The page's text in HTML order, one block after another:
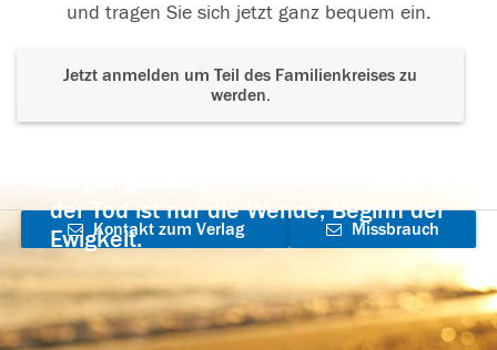
und tragen Sie sich jetzt ganz bequem ein.
Jetzt anmelden um Teil des Familienkreises zu
werden.
der Tod ist nur die Wende, Beginn der
Ewigkeit.
Kontakt zum Verlag
aufnehmen
Missbrauch